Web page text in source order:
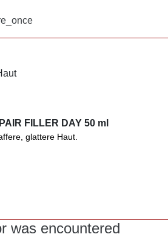
FILLER DAY 50 ml
Tagespflege. Matrikine unterstützen Ihre
FILLER DAY 50 ml
glattere Haut.
was encountered
was encountered